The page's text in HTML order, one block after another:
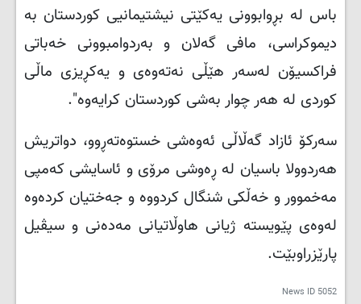
باس لە بڕوابوونی یەکێتی نیشتیمانیی کوردستان بە
دیموکراسی، مافی گەلان و بەردوامبوونی خەباتی
فراکسیۆن لەسەر هێڵی نەتەوەی و یەکڕیزی ماڵی
کوردی لە هەر چوار بەشی کوردستان کرایەوە".
سەرکۆ ئازاد گەڵاڵی ئەوەشی خستوەتەڕوو، دواتریش
هەردوولا باسیان لە ڕەوشی مرۆی و ئاسایشی کەمپی
مەخموور و خەڵکی شنگال کردووە و جەختیان کردەوە
لەوەی پێویستە ژیانی هاوڵاتیانی مەدەنی و سیڤیل
پارێزراوبێت.
News ID 5052